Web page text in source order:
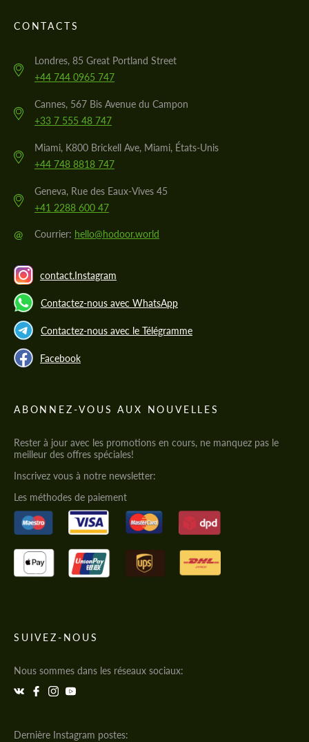
CONTACTS
Londres, 85 Great Portland Street
+44 744 0965 747
Cannes, 567 Bis Avenue du Campon
+33 7 555 48 747
Miami, K800 Brickell Ave, Miami, États-Unis
+44 748 8818 747
Geneva, Rue des Eaux-Vives 45
+41 2288 600 47
@ Courrier: hello@hodoor.world
contact.Instagram
Contactez-nous avec WhatsApp
Contactez-nous avec le Télégramme
Facebook
ABONNEZ-VOUS AUX NOUVELLES
Rester à jour avec les promotions en cours, ne manquez pas le
meilleur des offres spéciales!
Inscrivez vous à notre newsletter:
Les méthodes de paiement
SUIVEZ-NOUS
Nous sommes dans les réseaux sociaux:
Dernière Instagram postes: